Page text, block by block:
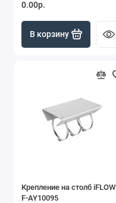
0.00р.
В корзину
Крепление на столб iFLOW
F-AY10095